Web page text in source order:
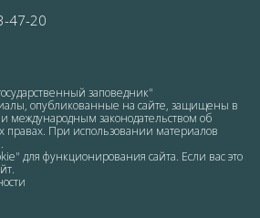
47-20
заповедник"
опубликованные на сайте, защищены в
международным законодательством об
правах. При использовании материалов
для функционирования сайта. Если вас это